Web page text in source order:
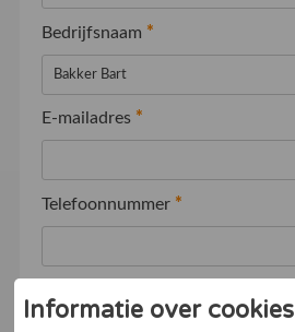
Bedrijfsnaam *
E-mailadres *
Telefoonnummer *
Informatie over cookies